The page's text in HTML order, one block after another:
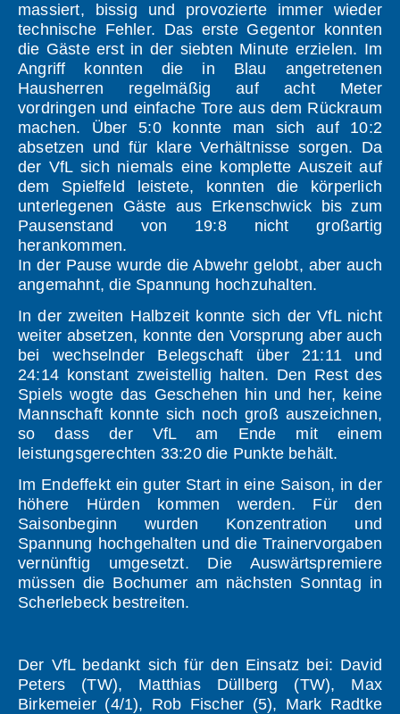
massiert, bissig und provozierte immer wieder
technische Fehler. Das erste Gegentor konnten
die Gäste erst in der siebten Minute erzielen. Im
Angriff konnten die in Blau angetretenen
Hausherren regelmäßig auf acht Meter
vordringen und einfache Tore aus dem Rückraum
machen. Über 5:0 konnte man sich auf 10:2
absetzen und für klare Verhältnisse sorgen. Da
der VfL sich niemals eine komplette Auszeit auf
dem Spielfeld leistete, konnten die körperlich
unterlegenen Gäste aus Erkenschwick bis zum
Pausenstand von 19:8 nicht großartig
herankommen.
In der Pause wurde die Abwehr gelobt, aber auch
angemahnt, die Spannung hochzuhalten.
In der zweiten Halbzeit konnte sich der VfL nicht
weiter absetzen, konnte den Vorsprung aber auch
bei wechselnder Belegschaft über 21:11 und
24:14 konstant zweistellig halten. Den Rest des
Spiels wogte das Geschehen hin und her, keine
Mannschaft konnte sich noch groß auszeichnen,
so dass der VfL am Ende mit einem
leistungsgerechten 33:20 die Punkte behält.
Im Endeffekt ein guter Start in eine Saison, in der
höhere Hürden kommen werden. Für den
Saisonbeginn wurden Konzentration und
Spannung hochgehalten und die Trainervorgaben
vernünftig umgesetzt. Die Auswärtspremiere
müssen die Bochumer am nächsten Sonntag in
Scherlebeck bestreiten.
Der VfL bedankt sich für den Einsatz bei: David
Peters (TW), Matthias Düllberg (TW), Max
Birkemeier (4/1), Rob Fischer (5), Mark Radtke